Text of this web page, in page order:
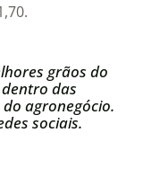
grãos do
das
agronegócio.
sociais.